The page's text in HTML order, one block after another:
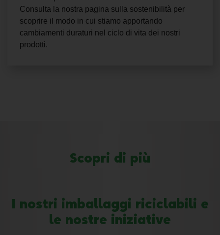
Consulta la nostra pagina sulla sostenibilità per
scoprire il modo in cui stiamo apportando
cambiamenti duraturi nel ciclo di vita dei nostri
prodotti.
Scopri di più
I nostri imballaggi riciclabili e
le nostre iniziative